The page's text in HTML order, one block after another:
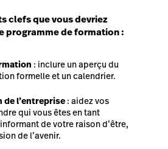
clefs que vous devriez
programme de formation :
: inclure un aperçu du
formelle et un calendrier.
l’entreprise : aidez vos
qui vous êtes en tant
de votre raison d’être,
de l’avenir.